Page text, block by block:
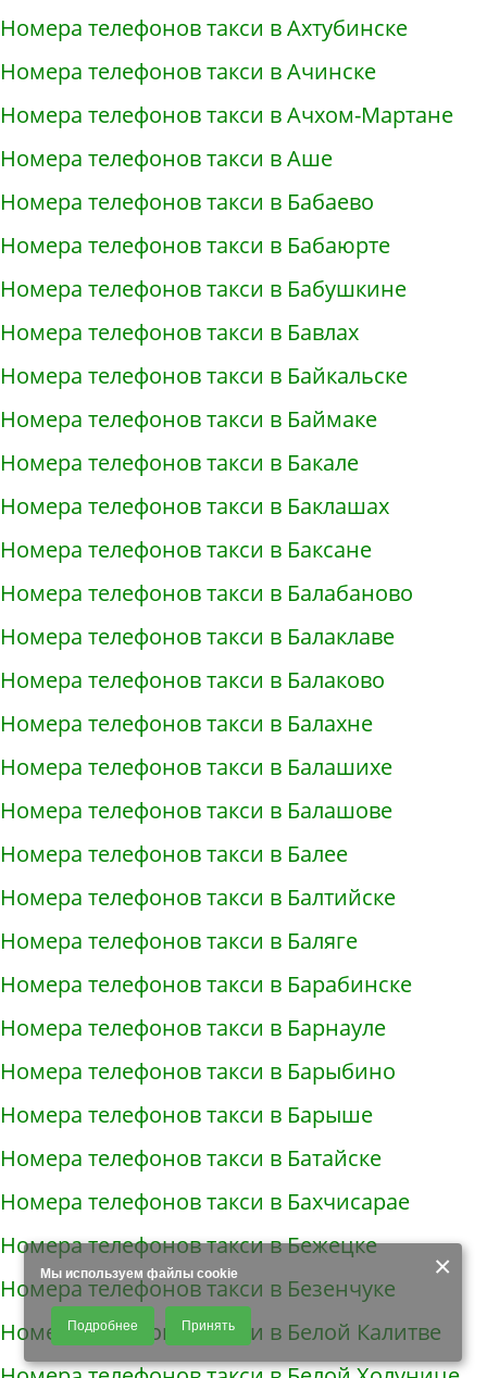
×
Мы используем файлы cookie
Продолжая использовать наш сайт, Вы даете согласие на обработку
файлов - COOKIES, пользовательских данных (файлы-cookies, IP-адрес,
данные об идентификаторе браузера, дата и время осуществления
доступа к сайту, история поисковых запросов) для сбора аналитической и
Подробнее Принять
Номера телефонов такси в Ахтубинске
Номера телефонов такси в Ачинске
Номера телефонов такси в Ачхом-Мартане
Номера телефонов такси в Аше
Номера телефонов такси в Бабаево
Номера телефонов такси в Бабаюрте
Номера телефонов такси в Бабушкине
Номера телефонов такси в Бавлах
Номера телефонов такси в Байкальске
Номера телефонов такси в Баймаке
Номера телефонов такси в Бакале
Номера телефонов такси в Баклашах
Номера телефонов такси в Баксане
Номера телефонов такси в Балабаново
Номера телефонов такси в Балаклаве
Номера телефонов такси в Балаково
Номера телефонов такси в Балахне
Номера телефонов такси в Балашихе
Номера телефонов такси в Балашове
Номера телефонов такси в Балее
Номера телефонов такси в Балтийске
Номера телефонов такси в Баляге
Номера телефонов такси в Барабинске
Номера телефонов такси в Барнауле
Номера телефонов такси в Барыбино
Номера телефонов такси в Барыше
Номера телефонов такси в Батайске
Номера телефонов такси в Бахчисарае
Номера телефонов такси в Бежецке
Номера телефонов такси в Безенчуке
Номера телефонов такси в Белой Калитве